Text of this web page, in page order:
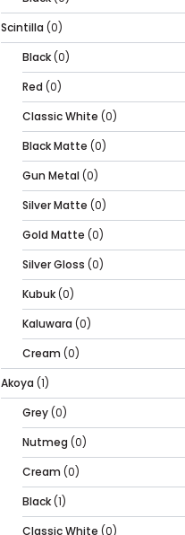
Scintilla (0)
Black(0)
Red (0)
Classic White (0)
Black Matte (0)
Gun Metal(0)
Silver Matte (0)
Gold Matte (0)
Silver Gloss (0)
Kubuk(0)
Kaluwara (0)
Cream (0)
Akoya (1)
Grey(0)
Nutmeg (0)
Cream (0)
Black(1)
Classic White (0)